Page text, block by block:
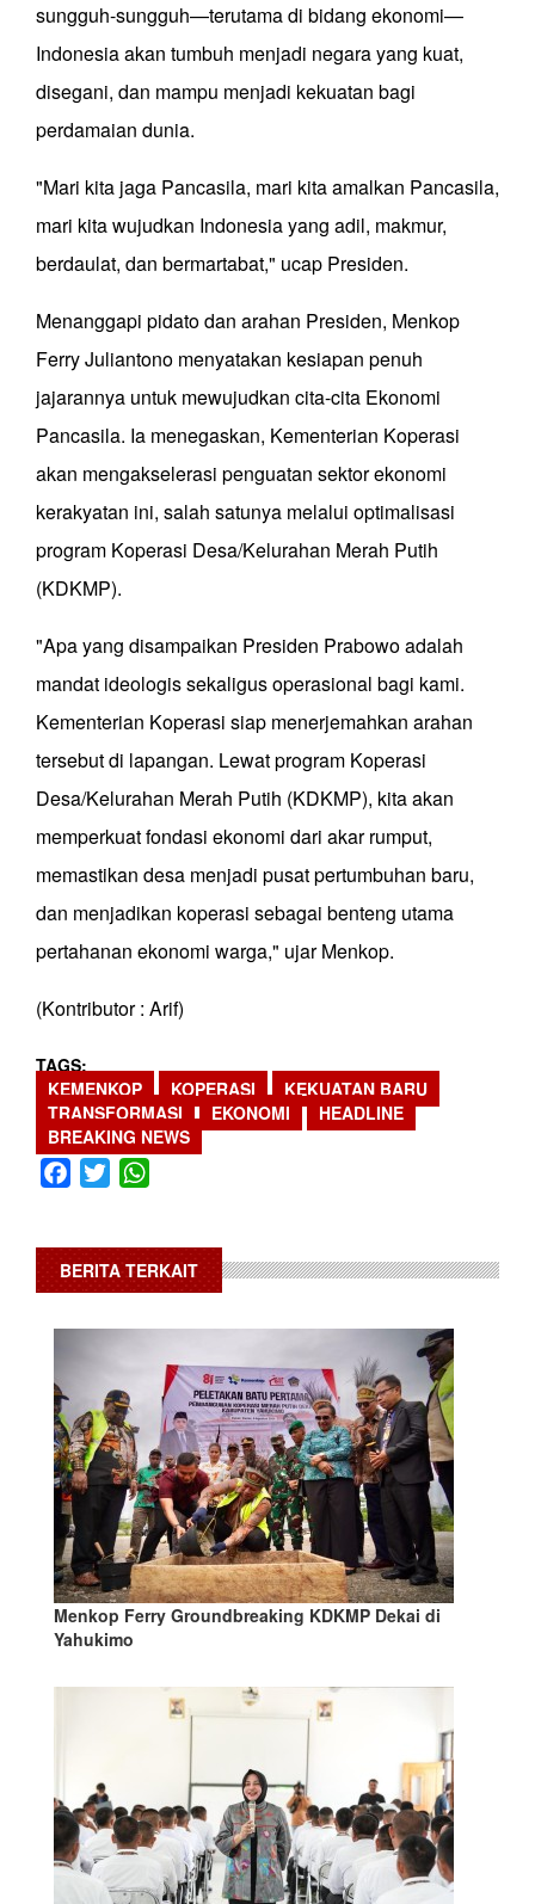
sungguh-sungguh—terutama di bidang ekonomi—
Indonesia akan tumbuh menjadi negara yang kuat,
disegani, dan mampu menjadi kekuatan bagi
perdamaian dunia.
"Mari kita jaga Pancasila, mari kita amalkan Pancasila,
mari kita wujudkan Indonesia yang adil, makmur,
berdaulat, dan bermartabat," ucap Presiden.
Menanggapi pidato dan arahan Presiden, Menkop
Ferry Juliantono menyatakan kesiapan penuh
jajarannya untuk mewujudkan cita-cita Ekonomi
Pancasila. Ia menegaskan, Kementerian Koperasi
akan mengakselerasi penguatan sektor ekonomi
kerakyatan ini, salah satunya melalui optimalisasi
program Koperasi Desa/Kelurahan Merah Putih
(KDKMP).
​"Apa yang disampaikan Presiden Prabowo adalah
mandat ideologis sekaligus operasional bagi kami.
Kementerian Koperasi siap menerjemahkan arahan
tersebut di lapangan. Lewat program Koperasi
Desa/Kelurahan Merah Putih (KDKMP), kita akan
memperkuat fondasi ekonomi dari akar rumput,
memastikan desa menjadi pusat pertumbuhan baru,
dan menjadikan koperasi sebagai benteng utama
pertahanan ekonomi warga," ujar Menkop.
(Kontributor : Arif)
TAGS
KEMENKOP
KOPERASI
KEKUATAN BARU
TRANSFORMASI
EKONOMI
HEADLINE
BREAKING NEWS
Facebook
Twitter
BERITA TERKAIT
Menkop Ferry Groundbreaking KDKMP Dekai di
Yahukimo